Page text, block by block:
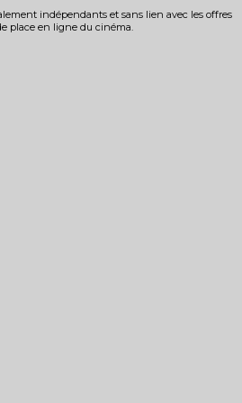
indépendants et sans lien avec les offres
place en ligne du cinéma.